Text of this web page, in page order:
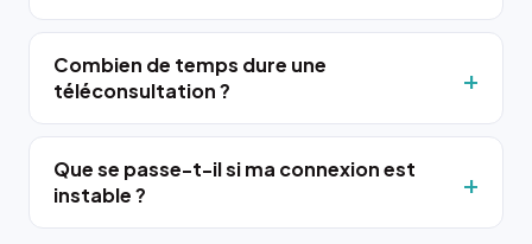
Combien de temps dure une
téléconsultation ?
Que se passe-t-il si ma connexion est
instable ?